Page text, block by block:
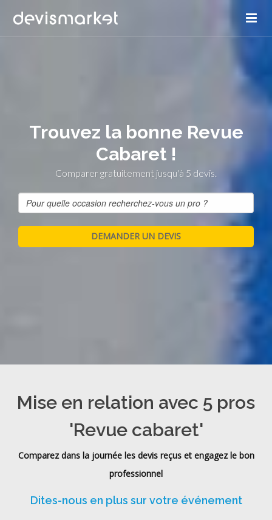
Trouvez la bonne Revue
Cabaret !
Comparer gratuitement jusqu'à 5 devis.
Mise en relation avec 5 pros
'Revue cabaret'
Comparez dans la journée les devis reçus et engagez le bon
professionnel
Dites-nous en plus sur votre événement